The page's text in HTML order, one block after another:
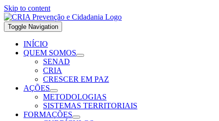
Skip to content
Toggle Navigation
INÍCIO
QUEM SOMOS
SENAD
CRIA
CRESCER EM PAZ
AÇÕES
METODOLOGIAS
SISTEMAS TERRITORIAIS
FORMAÇÕES